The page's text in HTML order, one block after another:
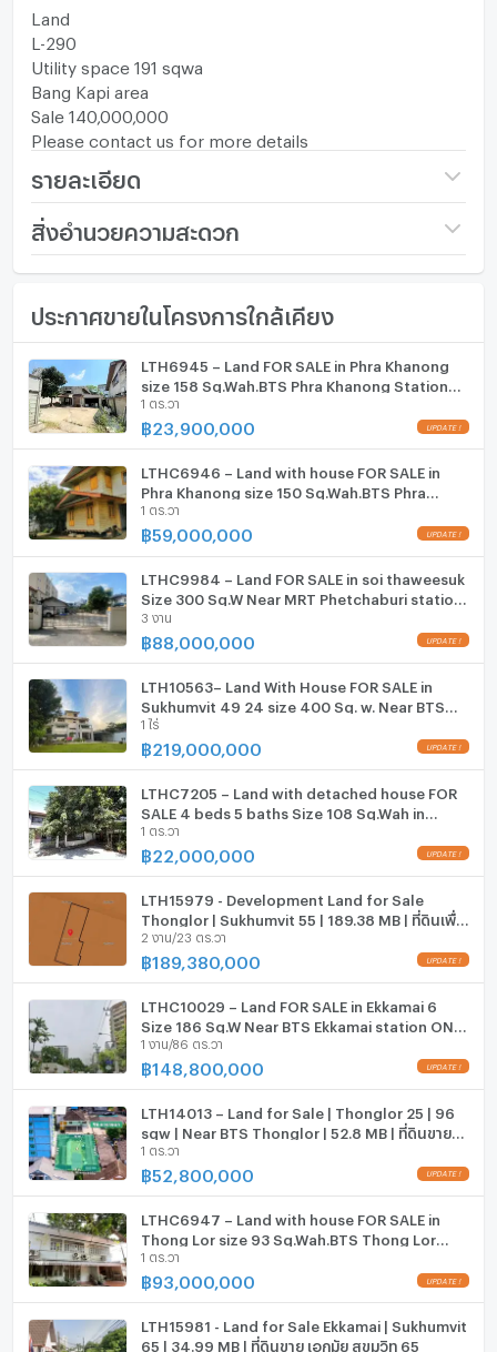
Land
L-290
Utility space 191 sqwa
Bang Kapi area
Sale 140,000,000
Please contact us for more details
รายละเอียด
ราคา 140,000,000
(732,984 บาท/ตร.วา)
ลึก (เมตร) - เมตร
สิ่งอำนวยความสะดวก
เฟอร์นิเจอร์
โทรศัพท์บ้าน
เครื่องปรับอากาศ
เครื่องทำน้ำร้อน/น้ำอุ่น
ประตูห้องระบบ digital lock
อ่างอาบน้ำ
TV
เตาปรุงอาหาร
ตู้เย็น
เครื่องดูดควัน
ลิฟท์
ที่จอดรถ
ที่จอดรถจักรยานยนต์
มีอินเตอร์เน็ตไร้สาย (Wi-Fi) ในห้องพัก
กล้องวงจรปิด (CCTV)
สระว่ายน้ำ
โรงยิม / ฟิตเนส
ห้องซาวน่า
ห้องสตรีม
EV-Charger
เครื่องซักผ้า
ไมโครเวฟ
ประกาศขายในโครงการใกล้เคียง
LTH6945 – Land FOR SALE in Phra Khanong
size 158 Sq.Wah.BTS Phra Khanong Station
ONLY 23.90 MB
1 ตร.วา
฿23,900,000
LTHC6946 – Land with house FOR SALE in
Phra Khanong size 150 Sq.Wah.BTS Phra
Khanong Station ONLY 59 MB
1 ตร.วา
฿59,000,000
LTHC9984 – Land FOR SALE in soi thaweesuk
Size 300 Sq.W Near MRT Phetchaburi station
ONLY 88 MB
3 งาน
฿88,000,000
LTH10563– Land With House FOR SALE in
Sukhumvit 49 24 size 400 Sq. w. Near BTS
Thonglo Station ONLY 219 MB
1 ไร่
฿219,000,000
LTHC7205 – Land with detached house FOR
SALE 4 beds 5 baths Size 108 Sq.Wah in
Phrakanong area (Sukhumvit 71) ONLY 22 MB
1 ตร.วา
฿22,000,000
LTH15979 - Development Land for Sale
Thonglor | Sukhumvit 55 | 189.38 MB | ที่ดินเพื่อ
การพัฒนาขาย ทองหล่อ สุขุมวิท 55
2 งาน/23 ตร.วา
฿189,380,000
LTHC10029 – Land FOR SALE in Ekkamai 6
Size 186 Sq.W Near BTS Ekkamai station ONLY
148.8 MB
1 งาน/86 ตร.วา
฿148,800,000
LTH14013 – Land for Sale | Thonglor 25 | 96
sqw | Near BTS Thonglor | 52.8 MB | ที่ดินขาย
ทองหล่อ 25
1 ตร.วา
฿52,800,000
LTHC6947 – Land with house FOR SALE in
Thong Lor size 93 Sq.Wah.BTS Thong Lor
Station ONLY 93 MB
1 ตร.วา
฿93,000,000
LTH15981 - Land for Sale Ekkamai | Sukhumvit
65 | 34.99 MB | ที่ดินขาย เอกมัย สุขุมวิท 65